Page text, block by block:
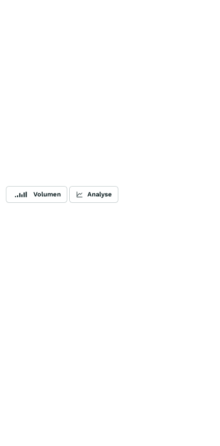
Volumen Analyse